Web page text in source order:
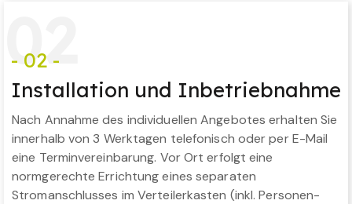
02
- 02 -
Installation und Inbetriebnahme
Nach Annahme des individuellen Angebotes erhalten Sie
innerhalb von 3 Werktagen telefonisch oder per E-Mail
eine Terminvereinbarung. Vor Ort erfolgt eine
normgerechte Errichtung eines separaten
Stromanschlusses im Verteilerkasten (inkl. Personen-